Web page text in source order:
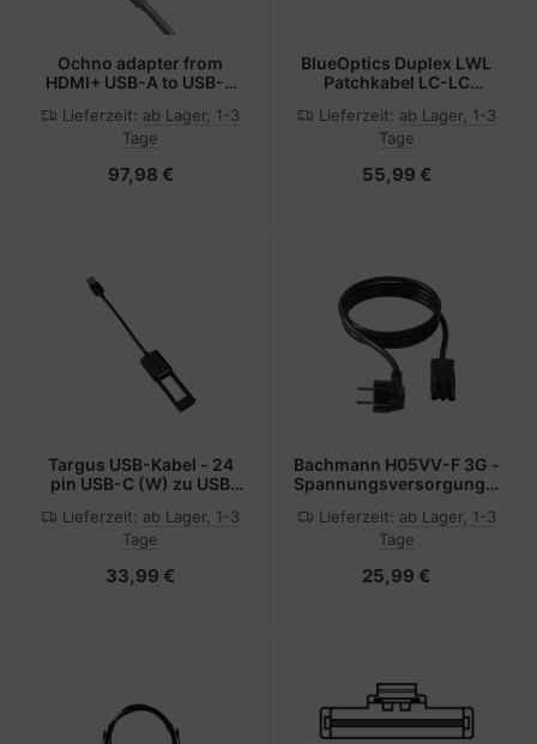
Ochno adapter from
HDMI+ USB-A to USB-C
Lieferzeit: ab Lager, 1-3
Tage
97,98 €
BlueOptics Duplex LWL
Patchkabel LC-LC
Meter
Lieferzeit: ab Lager, 1-3
Tage
55,99 €
Targus USB-Kabel - 24
pin USB-C (W) zu USB
Lieferzeit: ab Lager, 1-3
Tage
33,99 €
Bachmann H05VV-F 3G -
Spannungsversorgungs-
GST18i3 (W)
Lieferzeit: ab Lager, 1-3
Tage
25,99 €